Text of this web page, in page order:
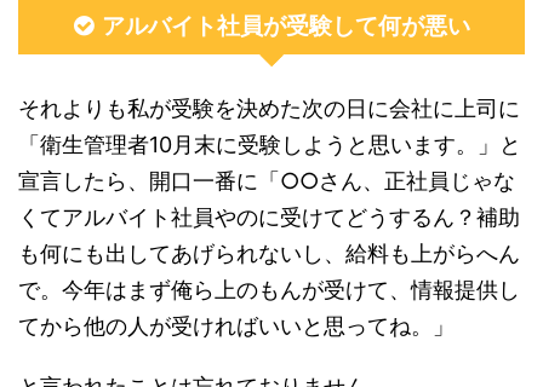
アルバイト社員が受験して何が悪い
それよりも私が受験を決めた次の日に会社に上司に
「衛生管理者10月末に受験しようと思います。」と
宣言したら、開口一番に「○○さん、正社員じゃな
くてアルバイト社員やのに受けてどうするん？補助
も何にも出してあげられないし、給料も上がらへん
で。今年はまず俺ら上のもんが受けて、情報提供し
てから他の人が受ければいいと思ってね。」